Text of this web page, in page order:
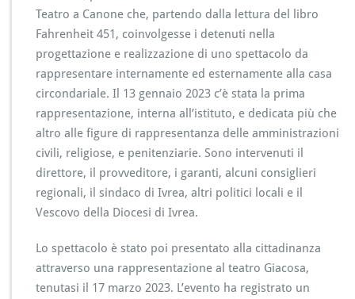
Teatro a Canone che, partendo dalla lettura del libro
Fahrenheit 451, coinvolgesse i detenuti nella
progettazione e realizzazione di uno spettacolo da
rappresentare internamente ed esternamente alla casa
circondariale. Il 13 gennaio 2023 c’è stata la prima
rappresentazione, interna all’istituto, e dedicata più che
altro alle figure di rappresentanza delle amministrazioni
civili, religiose, e penitenziarie. Sono intervenuti il
direttore, il provveditore, i garanti, alcuni consiglieri
regionali, il sindaco di Ivrea, altri politici locali e il
Vescovo della Diocesi di Ivrea.
Lo spettacolo è stato poi presentato alla cittadinanza
attraverso una rappresentazione al teatro Giacosa,
tenutasi il 17 marzo 2023. L’evento ha registrato un